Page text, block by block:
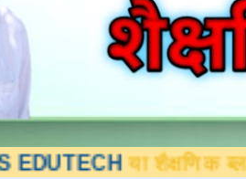
या शैक्षणिक ब्लॉगवर आपले